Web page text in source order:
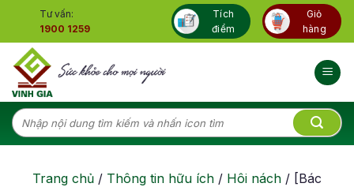
content
Tư vấn:
1900 1259
Tích
điểm
Giỏ
hàng
Tìm
kiếm:
Trang chủ / Thông tin hữu ích / Hôi nách / [Bác